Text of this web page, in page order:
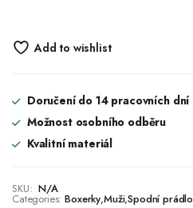
Add to wishlist
Doručení do 14 pracovních dní
Možnost osobního odběru
Kvalitní materiál
SKU: N/A
Categories: Boxerky,Muži,Spodní prádlo